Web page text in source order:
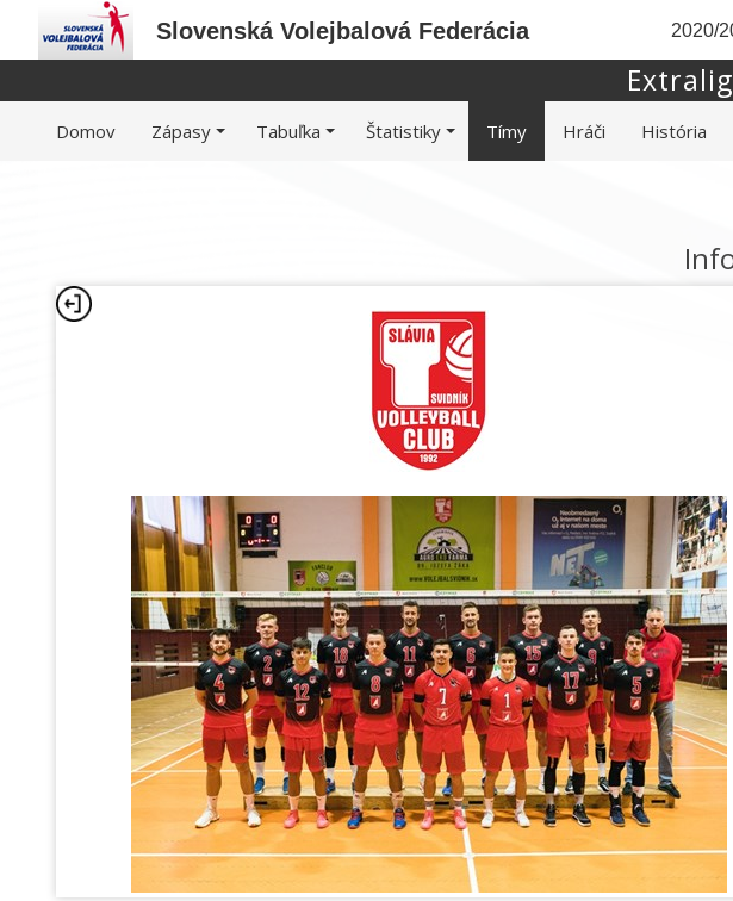
Slovenská Volejbalová Federácia 2020/
Domov Zápasy Tabuľka Štatistiky Tímy Hráči História